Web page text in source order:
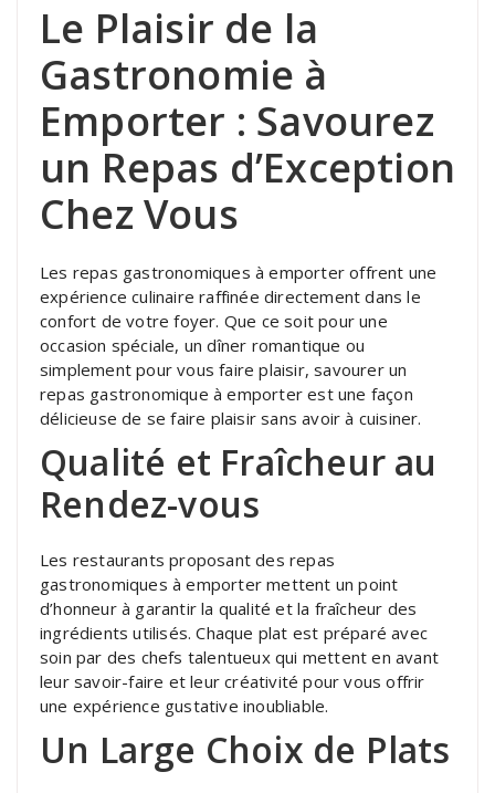
Le Plaisir de la
Gastronomie à
Emporter : Savourez
un Repas d’Exception
Chez Vous
Les repas gastronomiques à emporter offrent une
expérience culinaire raffinée directement dans le
confort de votre foyer. Que ce soit pour une
occasion spéciale, un dîner romantique ou
simplement pour vous faire plaisir, savourer un
repas gastronomique à emporter est une façon
délicieuse de se faire plaisir sans avoir à cuisiner.
Qualité et Fraîcheur au
Rendez-vous
Les restaurants proposant des repas
gastronomiques à emporter mettent un point
d’honneur à garantir la qualité et la fraîcheur des
ingrédients utilisés. Chaque plat est préparé avec
soin par des chefs talentueux qui mettent en avant
leur savoir-faire et leur créativité pour vous offrir
une expérience gustative inoubliable.
Un Large Choix de Plats